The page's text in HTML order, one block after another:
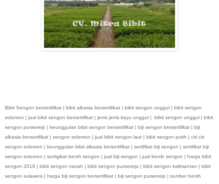
Bibit Sengon bersertifikat | bibit albasia bersertifikat | bibit sengon unggul | bibit sengon
solomon | jual bibit sengon bersertifikat | jenis jenis kayu unggul | bibit sengon unggul | bibit
sengon purworejo | keunggulan bibit sengon bersertifikat | biji sengon bersertifikat | biji
albasia bersertifikat | sengon solomon | jual bibit sengon laut | bibit sengon putih | ciri ciri
sengon solomon | keunggulan bibit albasia bersertifikat | sertifikat biji sengon | sertifikat biji
sengon solomon | sertigikat benih sengon | jual biji sengon | jual benih sengon | harga bibit
sengon 2016 | bibit sengon murah | bibit sengon purworejo | bibit sengon kalimantan | bibit
sengon sulawesi | harga biji sengon bersertifikat | biji sengon purworejo | sumber benih